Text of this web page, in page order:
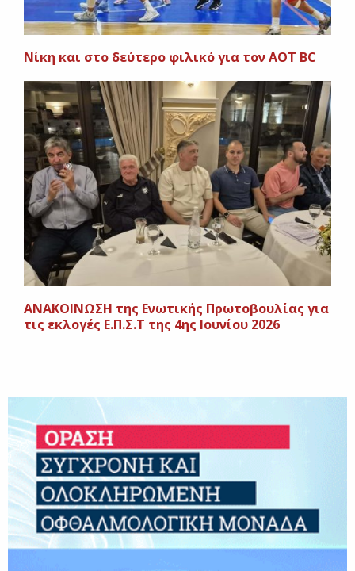
Νίκη και στο δεύτερο φιλικό για τον AOT BC
ΑΝΑΚΟΙΝΩΣΗ της Ενωτικής Πρωτοβουλίας για
τις εκλογές Ε.Π.Σ.Τ της 4ης Ιουνίου 2026